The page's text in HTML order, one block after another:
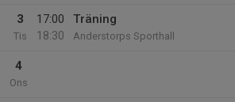
3
Tis
17:00
18:30
Träning
Anderstorps Sporthall
4
Ons